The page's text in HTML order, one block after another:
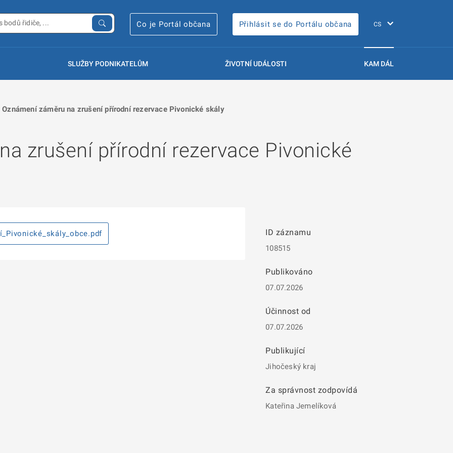
Co je Portál občana Přihlásit se do Portálu občana
SLUŽBY PODNIKATELŮM ŽIVOTNÍ UDÁLOSTI KAM DÁL
Oznámení záměru na zrušení přírodní rezervace Pivonické skály
zrušení přírodní rezervace Pivonické
ID záznamu
108515
Publikováno
07.07.2026
Účinnost od
07.07.2026
Publikující
Jihočeský kraj
Za správnost zodpovídá
Kateřina Jemelíková